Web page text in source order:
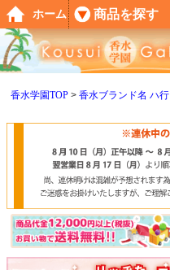
香水学園TOP 香水ブランド名 ハ行
ホーム 商品を探す